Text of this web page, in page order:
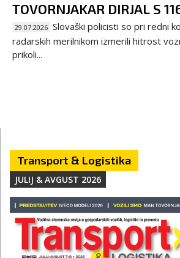
TOVORNJAKAR DIRJAL S
29.07.2026 Slovaški policisti so pri redni
radarskih merilnikom izmerili hitrost
prikoli...
Transport & Logistika
JULIJ & AVGUST 2026